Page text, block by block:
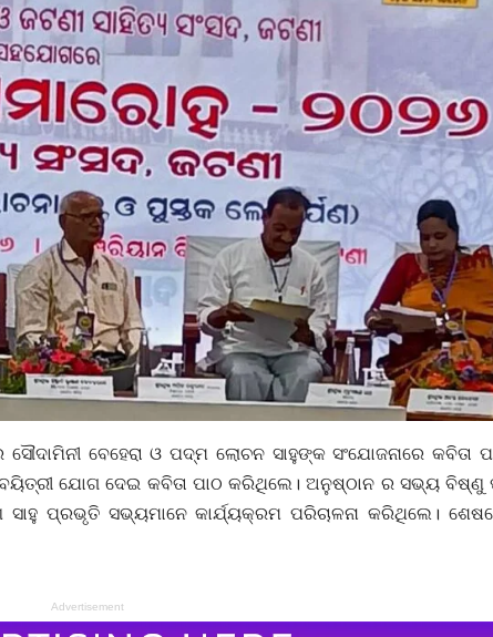
ବେହେରା ଓ ପଦ୍ମ ଲୋଚନ ସାହୁଙ୍କ ସଂଯୋଜନାରେ କବିତା
ଯୋଗ ଦେଇ କବିତା ପାଠ କରିଥିଲେ। ଅନୁଷ୍ଠାନ ର ସଭ୍ୟ ବିଷ୍ଣୁ
ସାହୁ ପ୍ରଭୃତି ସଭ୍ୟମାନେ କାର୍ଯ୍ୟକ୍ରମ ପରିଚାଳନା କରିଥିଲେ।
Advertisement